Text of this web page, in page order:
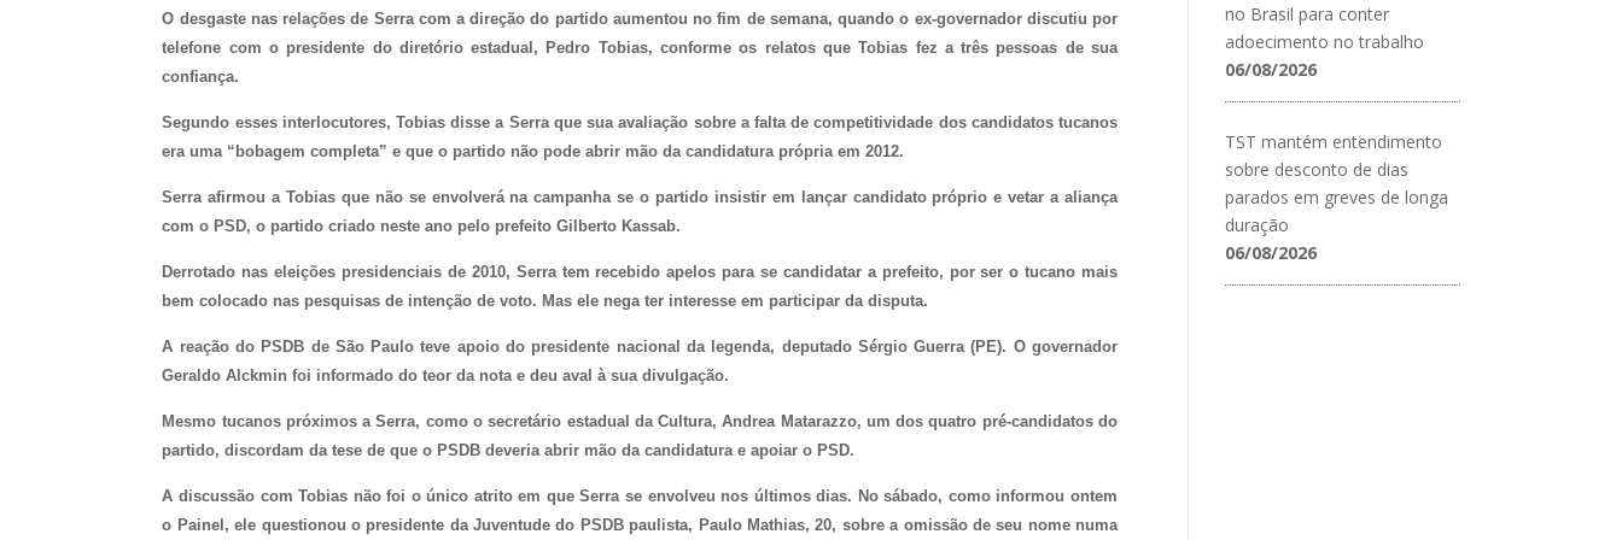
O desgaste nas relações de Serra com a direção do partido aumentou no fim de semana, quando o ex-governador discutiu por
telefone com o presidente do diretório estadual, Pedro Tobias, conforme os relatos que Tobias fez a três pessoas de sua
confiança.
Segundo esses interlocutores, Tobias disse a Serra que sua avaliação sobre a falta de competitividade dos candidatos tucanos
era uma “bobagem completa” e que o partido não pode abrir mão da candidatura própria em 2012.
Serra afirmou a Tobias que não se envolverá na campanha se o partido insistir em lançar candidato próprio e vetar a aliança
com o PSD, o partido criado neste ano pelo prefeito Gilberto Kassab.
Derrotado nas eleições presidenciais de 2010, Serra tem recebido apelos para se candidatar a prefeito, por ser o tucano mais
bem colocado nas pesquisas de intenção de voto. Mas ele nega ter interesse em participar da disputa.
A reação do PSDB de São Paulo teve apoio do presidente nacional da legenda, deputado Sérgio Guerra (PE). O governador
Geraldo Alckmin foi informado do teor da nota e deu aval à sua divulgação.
Mesmo tucanos próximos a Serra, como o secretário estadual da Cultura, Andrea Matarazzo, um dos quatro pré-candidatos do
partido, discordam da tese de que o PSDB deveria abrir mão da candidatura e apoiar o PSD.
A discussão com Tobias não foi o único atrito em que Serra se envolveu nos últimos dias. No sábado, como informou ontem
o Painel , ele questionou o presidente da Juventude do PSDB paulista, Paulo Mathias, 20, sobre a omissão de seu nome numa
no Brasil para conter
adoecimento no trabalho
06/08/2026
TST mantém entendimento
sobre desconto de dias
parados em greves de longa
duração
06/08/2026